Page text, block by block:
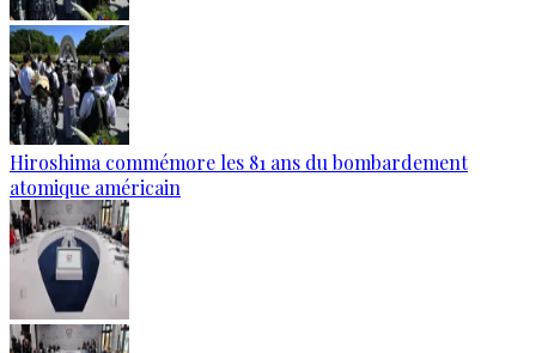
Hiroshima commémore les 81 ans du bombardement
atomique américain